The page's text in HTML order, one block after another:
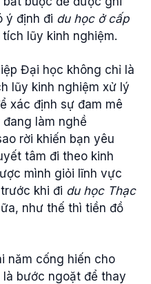
ý định đi du học ở cấp
lũy kinh nghiệm.
Đại học không chỉ là
lũy kinh nghiệm xử lý
xác định sự đam mê
làm nghề
rời khiến bạn yêu
tâm đi theo kinh
mình giỏi lĩnh vực
khi đi du học Thạc
như thế thì tiền đồ
năm cống hiến cho
bước ngoặt để thay